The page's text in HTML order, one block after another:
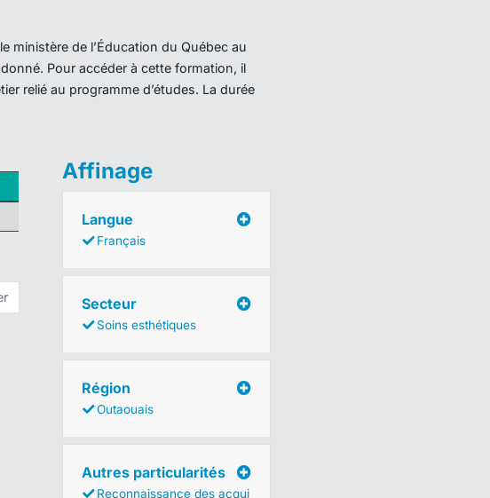
ministère de l’Éducation du Québec au
Pour accéder à cette formation, il
relié au programme d’études. La durée
Affinage
Langue
Français
Secteur
Soins esthétiques
Région
Outaouais
Autres particularités
Reconnaissance des acqui